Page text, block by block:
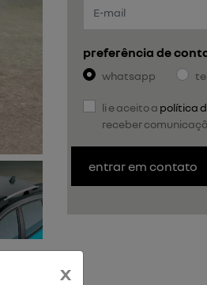
preferência de
whatsapp
li e aceito a política
receber
entrar em contato
x